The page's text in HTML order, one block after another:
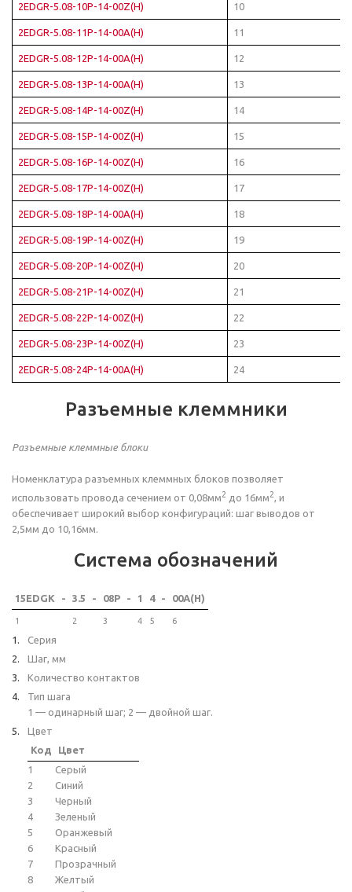
2EDGR-5.08-10P-14-00Z(H) 10
2EDGR-5.08-11P-14-00A(H) 11
2EDGR-5.08-12P-14-00A(H) 12
2EDGR-5.08-13P-14-00A(H) 13
2EDGR-5.08-14P-14-00Z(H) 14
2EDGR-5.08-15P-14-00Z(H) 15
2EDGR-5.08-16P-14-00Z(H) 16
2EDGR-5.08-17P-14-00Z(H) 17
2EDGR-5.08-18P-14-00A(H) 18
2EDGR-5.08-19P-14-00Z(H) 19
2EDGR-5.08-20P-14-00Z(H) 20
2EDGR-5.08-21P-14-00Z(H) 21
2EDGR-5.08-22P-14-00Z(H) 22
2EDGR-5.08-23P-14-00Z(H) 23
2EDGR-5.08-24P-14-00A(H) 24
Разъемные клеммники
Разъемные клеммные блоки
Номенклатура разъемных клеммных блоков позволяет
использовать провода сечением от 0,08мм2 до 16мм2, и
обеспечивает широкий выбор конфигураций: шаг выводов от
2,5мм до 10,16мм.
Система обозначений
15EDGK - 3.5 - 08P - 1 4 - 00A(H)
1 2 3 4 5 6
Серия
Шаг, мм
Количество контактов
Тип шага
1 — одинарный шаг; 2 — двойной шаг.
Цвет
Код
Цвет
1
Серый
2
Синий
3
Черный
4
Зеленый
5
Оранжевый
6
Красный
7
Прозрачный
8
Желтый